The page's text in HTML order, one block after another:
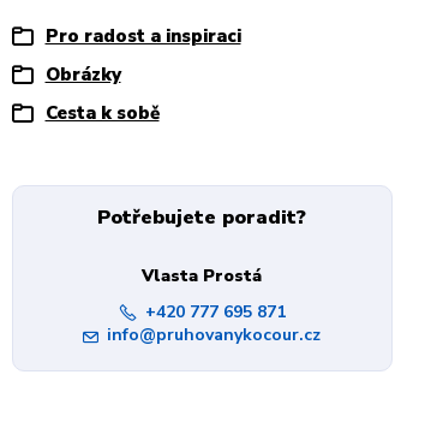
Pro radost a inspiraci
Obrázky
Cesta k sobě
Potřebujete poradit?
Vlasta Prostá
+420 777 695 871
info@pruhovanykocour.cz